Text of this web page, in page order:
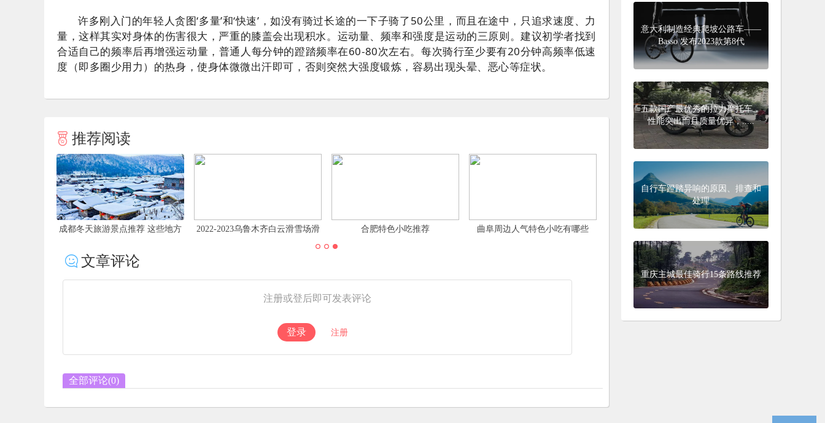
许多刚入门的年轻人贪图‘多量’和‘快速’，如没有骑过长途的一下子骑了50公里，而且在途中，只追求速度、力
量，这样其实对身体的伤害很大，严重的膝盖会出现积水。运动量、频率和强度是运动的三原则。建议初学者找到
合适自己的频率后再增强运动量，普通人每分钟的蹬踏频率在60-80次左右。每次骑行至少要有20分钟高频率低速
度（即多圈少用力）的热身，使身体微微出汗即可，否则突然大强度锻炼，容易出现头晕、恶心等症状。
推荐阅读
成都冬天旅游景点推荐 这些地方
2022-2023乌鲁木齐白云滑雪场滑
合肥特色小吃推荐 曲阜周边人气特色小吃有哪些
文章评论
注册或登后即可发表评论
登录 注册
全部评论(0)
意大利制造经典爬坡公路车——
Basso 发布2023款第8代
五款国产最优秀的拉力摩托车，
性能突出而且质量优异，.....
自行车蹬踏异响的原因、排查和
处理
重庆主城最佳骑行15条路线推荐